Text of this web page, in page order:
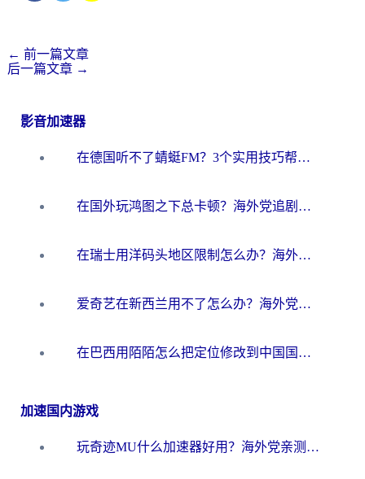
← 前一篇文章
后一篇文章 →
影音加速器
在德国听不了蜻蜓FM？3个实用技巧帮你解锁国内影音自由
在国外玩鸿图之下总卡顿？海外党追剧听歌的3个实用解决方案
在瑞士用洋码头地区限制怎么办？海外华人必看的回国加速全攻略
爱奇艺在新西兰用不了怎么办？海外党亲测有效的回国加速方案
在巴西用陌陌怎么把定位修改到中国国内？海外党必看的回国加速全攻略
加速国内游戏
玩奇迹MU什么加速器好用？海外党亲测：这款加速器让你告别延迟卡顿！